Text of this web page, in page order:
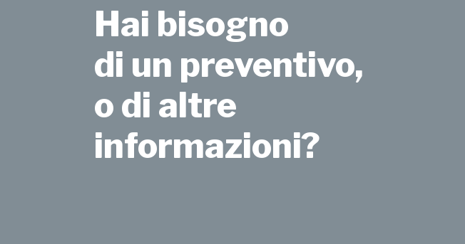
Hai bisogno
di un preventivo,
o di altre
informazioni?